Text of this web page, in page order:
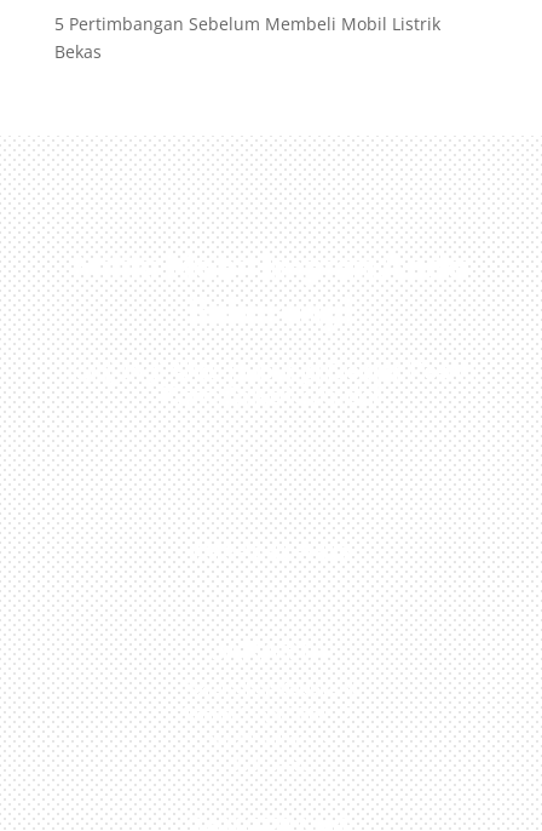
5 Pertimbangan Sebelum Membeli Mobil Listrik
Bekas
Miliki Mobil Impian Anda
Sekarang!
Kunjungi Atau Hubungi Dealer Resmi
Kami Di Kota Anda!
0813-1054-7548
JAKARTA
Perumahan Boulevard
Taman Surya 3 Blok h2,
No.27, Jakarta –
Indonesia